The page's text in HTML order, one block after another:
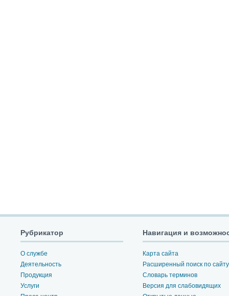
Рубрикатор
О службе
Деятельность
Продукция
Услуги
Навигация и
Карта сайта
Расширенный поиск по сайту
Словарь терминов
Версия для слабовидящих